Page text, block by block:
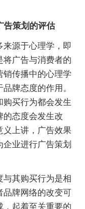
策划的评估
源于心理学，即
将广告与消费者的
销传播中的心理学
牌态度的作用。
买行为都会发生
的态度会发生改
义上讲，广告效果
业进行广告策划
其购买行为是相
品牌网络的改变可
，起着至关重要的